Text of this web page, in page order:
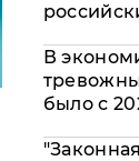
В
было с